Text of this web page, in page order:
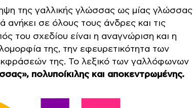
της γαλλικής γλώσσας ως μίας γλώσσας
ανήκει σε όλους τους άνδρες και τις
του σχεδίου είναι η αναγνώριση και η
της, την εφευρετικότητα των
της. Το λεξικό των γαλλόφωνων
πολυποίκιλης και αποκεντρωμένης.